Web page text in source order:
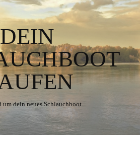
DEIN
um dein neues Schlauchboot